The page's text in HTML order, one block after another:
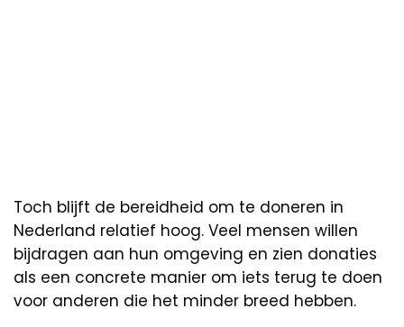
Toch blijft de bereidheid om te doneren in
Nederland relatief hoog. Veel mensen willen
bijdragen aan hun omgeving en zien donaties
als een concrete manier om iets terug te doen
voor anderen die het minder breed hebben.